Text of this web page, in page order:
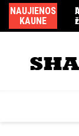
Skip
content
NAUJIENOS
KAUNE